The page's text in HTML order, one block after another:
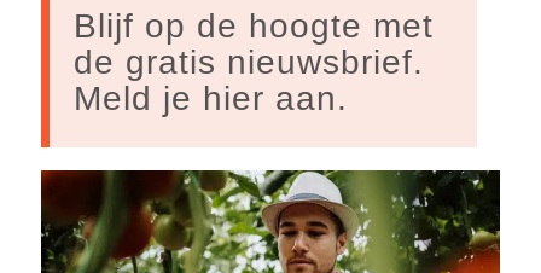
Blijf op de hoogte met
de gratis nieuwsbrief.
Meld je hier aan.